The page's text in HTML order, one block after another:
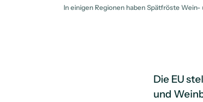
In einigen Regionen haben Spätfröste
Die EU
und